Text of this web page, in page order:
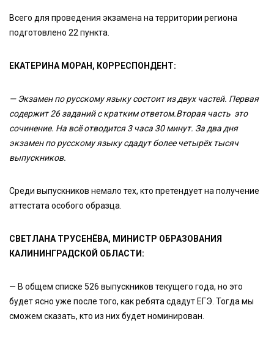
Всего для проведения экзамена на территории региона
подготовлено 22 пункта.
ЕКАТЕРИНА МОРАН, КОРРЕСПОНДЕНТ:
— Экзамен по русскому языку состоит из двух частей. Первая
содержит 26 заданий с кратким ответом.Вторая часть это
сочинение. На всё отводится 3 часа 30 минут. За два дня
экзамен по русскому языку сдадут более четырёх тысяч
выпускников.
Среди выпускников немало тех, кто претендует на получение
аттестата особого образца.
СВЕТЛАНА ТРУСЕНЁВА, МИНИСТР ОБРАЗОВАНИЯ
КАЛИНИНГРАДСКОЙ ОБЛАСТИ:
— В общем списке 526 выпускников текущего года, но это
будет ясно уже после того, как ребята сдадут ЕГЭ. Тогда мы
сможем сказать, кто из них будет номинирован.